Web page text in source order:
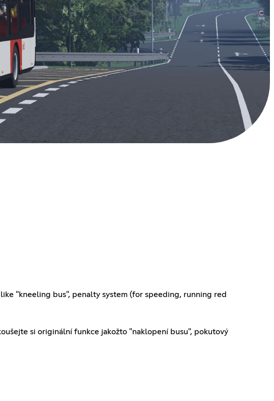
"kneeling bus", penalty system (for speeding, running red
si originální funkce jakožto "naklopení busu", pokutový